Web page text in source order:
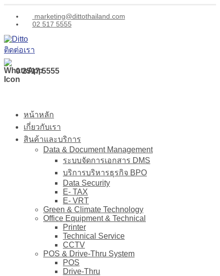
marketing@dittothailand.com
02 517 5555
ติดต่อเรา
0 2517 5555
หน้าหลัก
เกี่ยวกับเรา
สินค้าและบริการ
Data & Document Management
ระบบจัดการเอกสาร DMS
บริการบริหารธุรกิจ BPO
Data Security
E- TAX
E- VRT
Green & Climate Technology
Office Equipment & Technical
Printer
Technical Service
CCTV
POS & Drive-Thru System
POS
Drive-Thru